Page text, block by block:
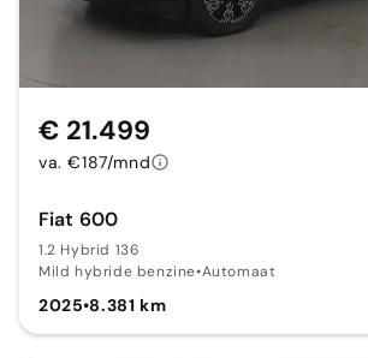
Fiat 600
1.2 Hybrid 136
Mild hybride benzine•Automaat
2025•8.381 km
€ 21.499
va. €187/mnd